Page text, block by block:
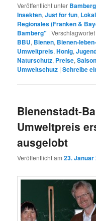
Veröffentlicht unter
Insekten,Just for fun,
Regionales (Franken &
Bamberg" |
BBU, Bienen, Bienen-
Umweltpreis,Honig,
Naturschutz, Preise,
Umweltschutz |Schreibe
Bienenstadt-
Umweltpreis
ausgelobt
Veröffentlicht am23. Januar